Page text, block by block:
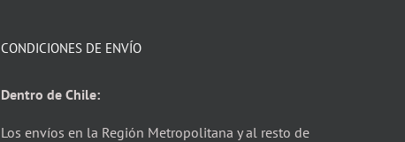
CONDICIONES DE ENVÍO
Dentro de Chile:
Los envíos en la Región Metropolitana y al resto de